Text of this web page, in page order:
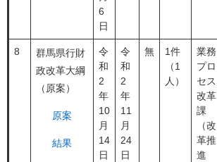
6
日
8
群馬県行財
政改革大綱
（原案）
原案
結果
令
和
2
年
10
月
14
日
令
和
2
年
11
月
24
日
無
1件
（1
人）
業務
プロ
セス
改革
課
（改
革推
進